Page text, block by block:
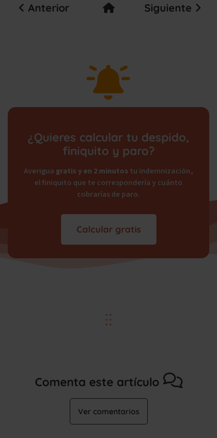
Anterior Siguiente
¿Quieres calcular tu despido,
finiquito y paro?
Averigua gratis y en 2 minutos tu indemnización,
el finiquito que te correspondería y cuánto
cobrarías de paro.
Calcular gratis
Comenta este artículo
Ver comentarios